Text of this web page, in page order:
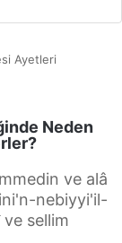
Ayetleri
Neden
ve alâ
nebiyyi'il-
sellim